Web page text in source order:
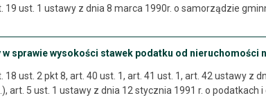
19 ust. 1 ustawy z dnia 8 marca 1990r. o samorządzie
w sprawie wysokości stawek podatku od
18 ust. 2 pkt 8, art. 40 ust. 1, art. 41 ust. 1, art. 42 ustawy
art. 5 ust. 1 ustawy z dnia 12 stycznia 1991 r. o podatkach i